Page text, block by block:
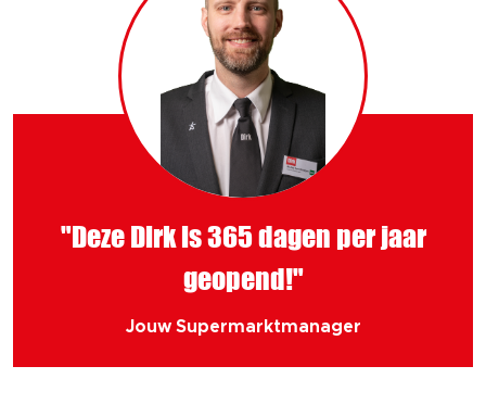
"Deze Dirk is 365 dagen per jaar
geopend!"
Jouw Supermarktmanager